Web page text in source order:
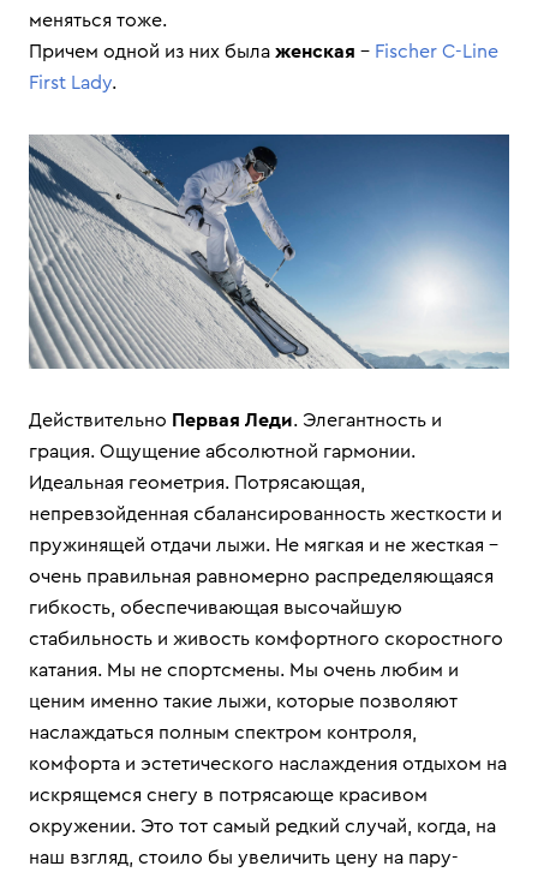
меняться тоже.
Причем одной из них была женская – Fischer С-Line
First Lady.
Действительно Первая Леди. Элегантность и
грация. Ощущение абсолютной гармонии.
Идеальная геометрия. Потрясающая,
непревзойденная сбалансированность жесткости и
пружинящей отдачи лыжи. Не мягкая и не жесткая –
очень правильная равномерно распределяющаяся
гибкость, обеспечивающая высочайшую
стабильность и живость комфортного скоростного
катания. Мы не спортсмены. Мы очень любим и
ценим именно такие лыжи, которые позволяют
наслаждаться полным спектром контроля,
комфорта и эстетического наслаждения отдыхом на
искрящемся снегу в потрясающе красивом
окружении. Это тот самый редкий случай, когда, на
наш взгляд, стоило бы увеличить цену на пару-